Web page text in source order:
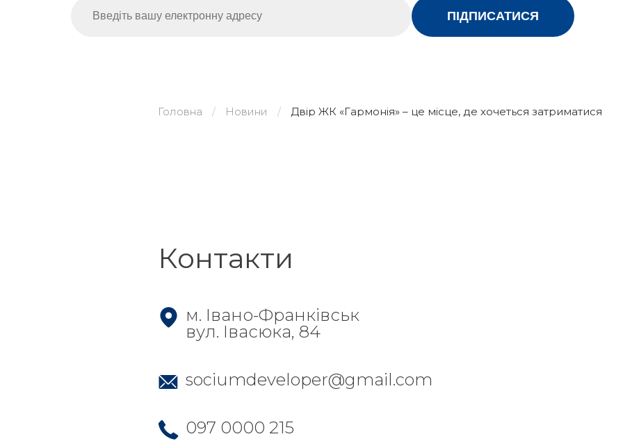
ПІДПИСАТИСЯ
Головна Новини Двір ЖК «Гармонія» – це місце, де хочеться затриматися
Контакти
м. Івано-Франківськ
вул. Івасюка, 84
sociumdeveloper@gmail.com
097 0000 215